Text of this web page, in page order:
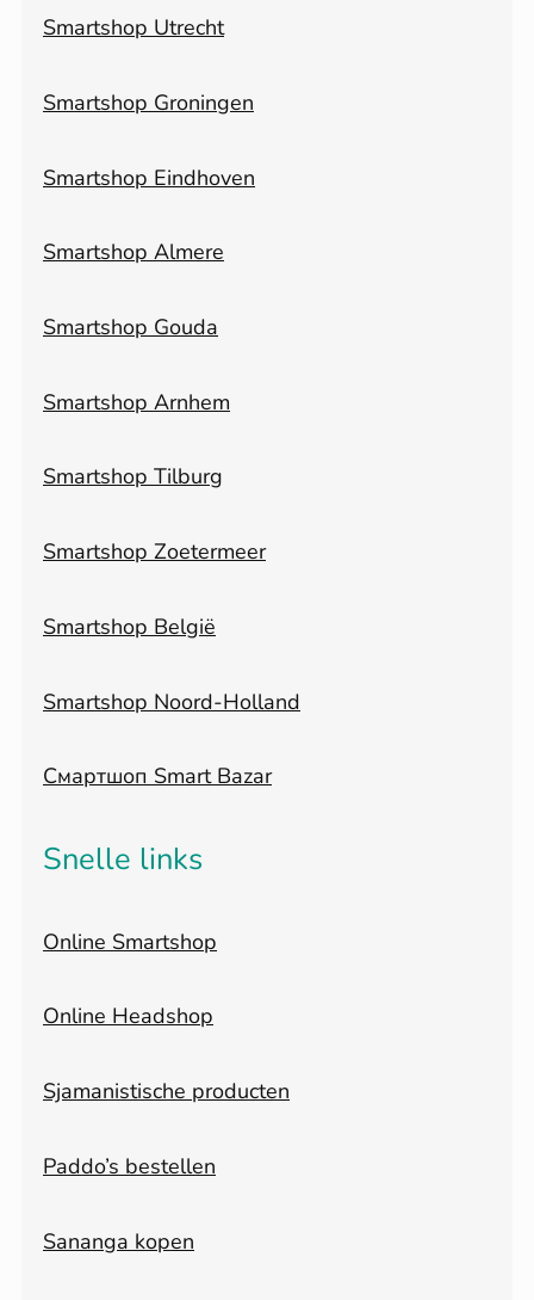
Smartshop Utrecht
Smartshop Groningen
Smartshop Eindhoven
Smartshop Almere
Smartshop Gouda
Smartshop Arnhem
Smartshop Tilburg
Smartshop Zoetermeer
Smartshop België
Smartshop Noord-Holland
Смартшоп Smart Bazar
Snelle links
Online Smartshop
Online Headshop
Sjamanistische producten
Paddo’s bestellen
Sananga kopen